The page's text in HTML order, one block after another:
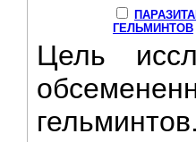
ГЕЛЬМИНТОВ
Цель